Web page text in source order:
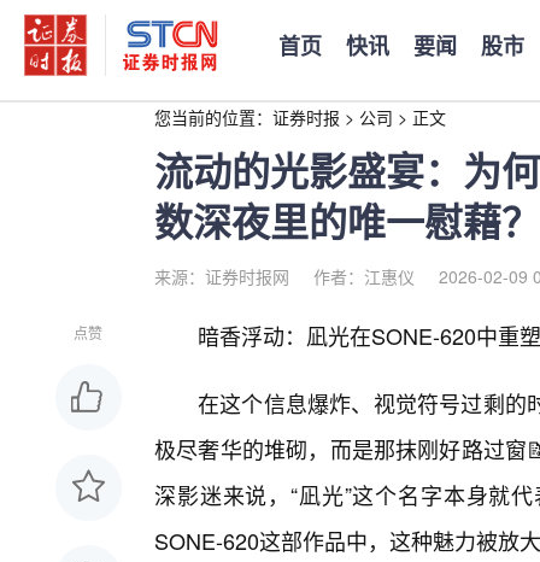
首页 快讯 要闻 股市
您当前的位置： 证券时报 > 公司 > 正文
流动的光影盛宴：为
数深夜里的唯一慰藉？
来源：证券时报网 作者：江惠仪 2026-02-09
点赞 暗香浮动：凪光在SONE-620中重
在这个信息爆炸、视觉符号过剩的
极尽奢华的堆砌，而是那抹刚好路过
深影迷来说，“凪光”这个名字本身就
SONE-620这部作品中，这种魅力被放